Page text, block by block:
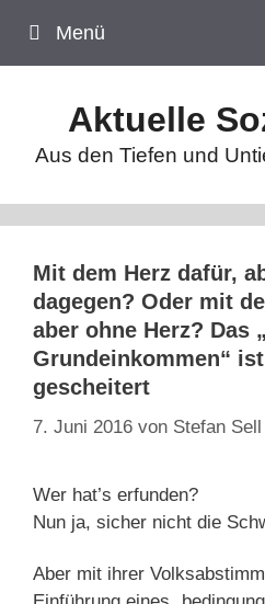
Inhalt
springen
Menü
Aktuelle
Aus den Tiefen und
Mit dem Herz dafür,
dagegen? Oder mit
aber ohne Herz? Das
Grundeinkommen“
gescheitert
7. Juni 2016 von Stefan Sell
Wer hat’s erfunden?
Nun ja, sicher nicht die
Aber mit ihrer